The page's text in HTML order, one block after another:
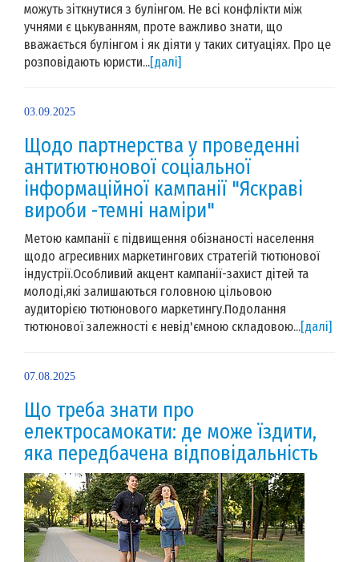
можуть зіткнутися з булінгом. Не всі конфлікти між
учнями є цькуванням, проте важливо знати, що
вважається булінгом і як діяти у таких ситуаціях. Про це
розповідають юристи...[далі]
03.09.2025
Щодо партнерства у проведенні
антитютюнової соціальної
інформаційної кампанії "Яскраві
вироби -темні наміри"
Метою кампанії є підвищення обізнаності населення
щодо агресивних маркетингових стратегій тютюнової
індустрії.Особливий акцент кампанії-захист дітей та
молоді,які залишаються головною цільовою
аудиторією тютюнового маркетингу.Подолання
тютюнової залежності є невід'ємною складовою...[далі]
07.08.2025
Що треба знати про
електросамокати: де може їздити,
яка передбачена відповідальність